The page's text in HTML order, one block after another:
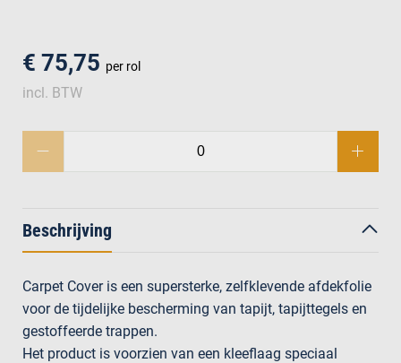
€ 75,75 per rol
incl. BTW
Beschrijving
Carpet Cover is een supersterke, zelfklevende afdekfolie
voor de tijdelijke bescherming van tapijt, tapijttegels en
gestoffeerde trappen.
Het product is voorzien van een kleeflaag speciaal